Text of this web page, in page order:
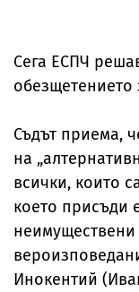
Сега ЕСПЧ
обезщетението
Съдът приема,
на
всички, които
което присъди
неимуществени
Инокентий